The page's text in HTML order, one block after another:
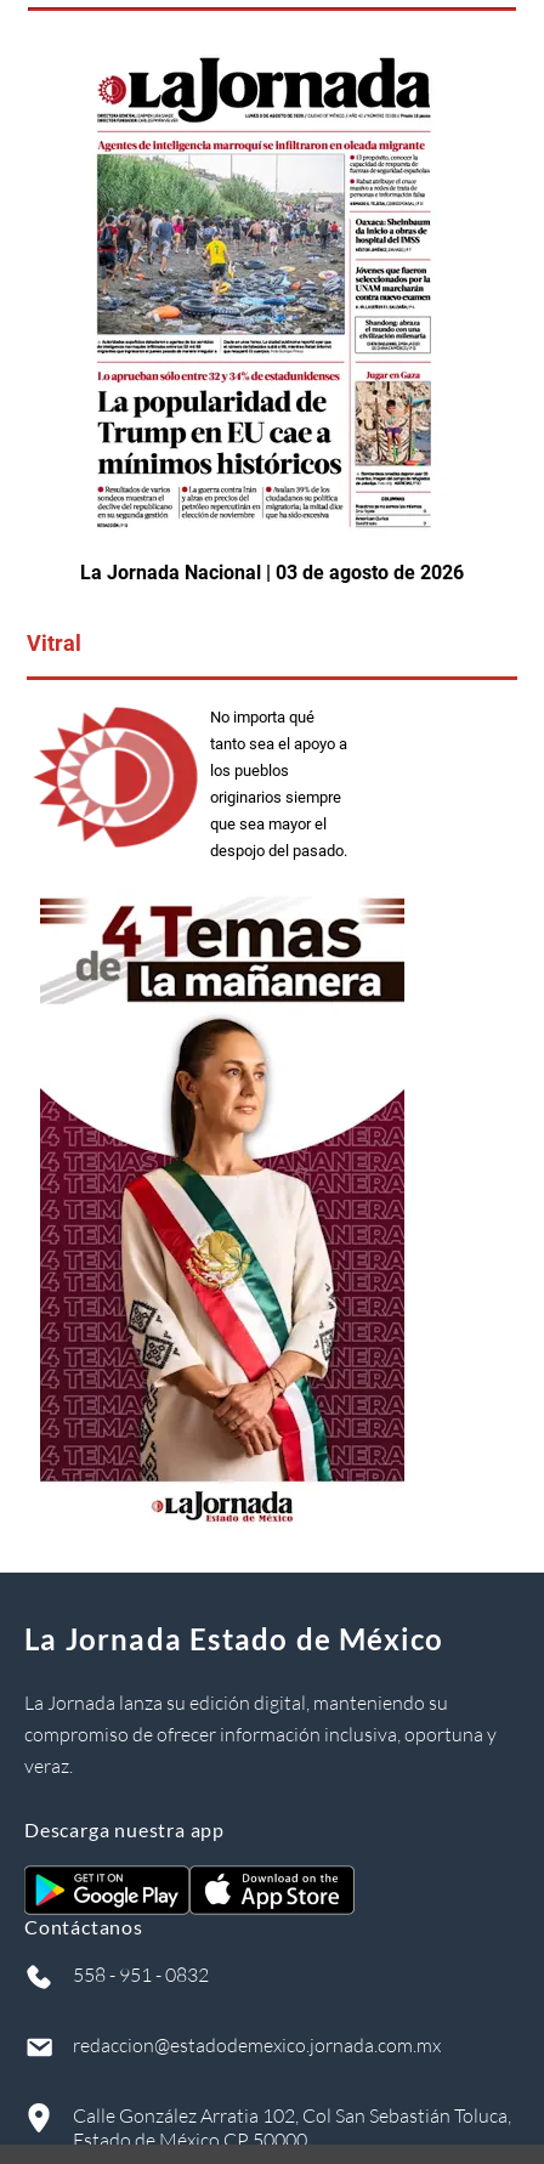
La Jornada Nacional | 03 de agosto de 2026
Vitral
No importa qué
tanto sea el apoyo a
los pueblos
originarios siempre
que sea mayor el
despojo del pasado.
La Jornada Estado de México
La Jornada lanza su edición digital, manteniendo su
compromiso de ofrecer información inclusiva, oportuna y
veraz.
Descarga nuestra app
Contáctanos
558 - 951 - 0832
redaccion@estadodemexico.jornada.com.mx
Calle González Arratia 102, Col San Sebastián Toluca,
Estado de México CP 50000